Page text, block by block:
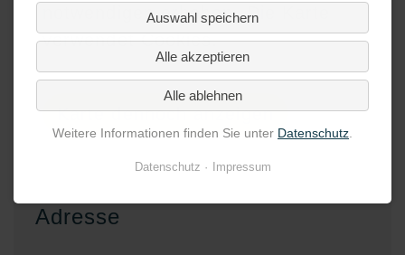
notwendigen erhoben. Die Karte
verwendet Cookies.
Karte dennoch anzeigen
Adresse
Auswahl speichern
Alle akzeptieren
Alle ablehnen
Weitere Informationen finden Sie unter Datenschutz
Datenschutz Impressum